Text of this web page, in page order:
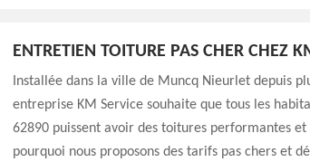
ENTRETIEN TOITURE PAS CHER CHEZ
Installée dans la ville de Muncq Nieurlet depuis
entreprise KM Service souhaite que tous les
62890 puissent avoir des toitures performantes et
pourquoi nous proposons des tarifs pas chers et